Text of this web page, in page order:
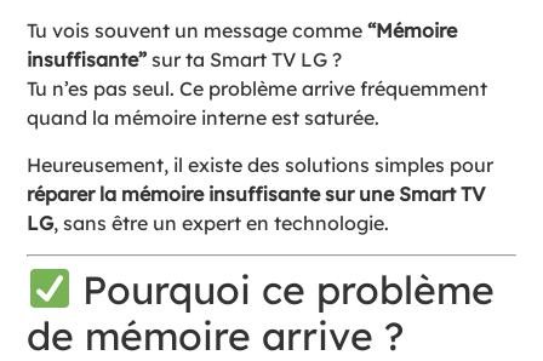
Tu vois souvent un message comme“Mémoire
insuffisante” sur ta Smart TV LG ?
Tu n’es pas seul. Ce problème arrive fréquemment
quand la mémoire interne est saturée.
Heureusement, il existe des solutions simples pour
réparer la mémoire insuffisante sur une Smart TV
LG, sans être un expert en technologie.
Pourquoi ce problème
de mémoire arrive ?